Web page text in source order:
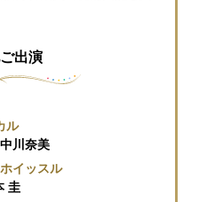
出演
ル
川奈美
イッスル
圭